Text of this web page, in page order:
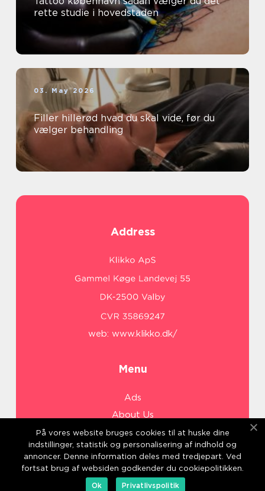
rette studie i hovedstaden
03. May 2026
Filler hillerød hvad du skal vide, før du
vælger behandling
Address
web: www.klikko.dk/
Menu
Ads
About Us
Cookies
Contact
Sitemap
På vores website bruges cookies til at huske dine
indstillinger, statistik og personalisering af indhold og
annoncer. Denne information deles med tredjepart. Ved
fortsat brug af websiden godkender du cookiepolitikken.
Ok
Privatlivspolitik